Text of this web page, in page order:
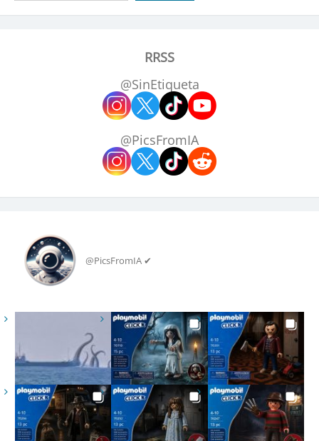
RRSS
@SinEtiqueta
@PicsFromIA
@PicsFromIA ✔